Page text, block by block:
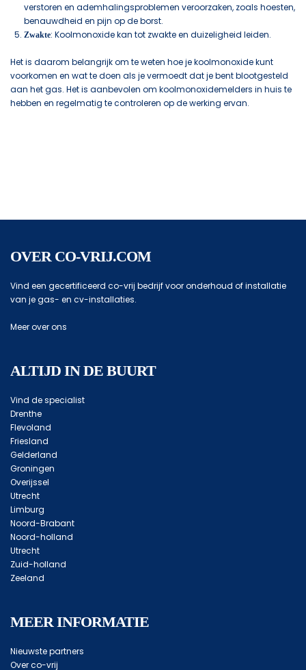
verstoren en ademhalingsproblemen veroorzaken, zoals hoesten,
benauwdheid en pijn op de borst.
Zwakte: Koolmonoxide kan tot zwakte en duizeligheid leiden.
Het is daarom belangrijk om te weten hoe je koolmonoxide kunt
voorkomen en wat te doen als je vermoedt dat je bent blootgesteld
aan het gas. Het is aanbevolen om koolmonoxidemelders in huis te
hebben en regelmatig te controleren op de werking ervan.
OVER CO-VRIJ.COM
Vind een gecertificeerd co-vrij bedrijf voor onderhoud of installatie
van je gas- en cv-installaties.
Meer over ons
ALTIJD IN DE BUURT
Vind de specialist
Drenthe
Flevoland
Friesland
Gelderland
Groningen
Overijssel
Utrecht
Limburg
Noord-Brabant
Noord-holland
Utrecht
Zuid-holland
Zeeland
MEER INFORMATIE
Nieuwste partners
Over co-vrij